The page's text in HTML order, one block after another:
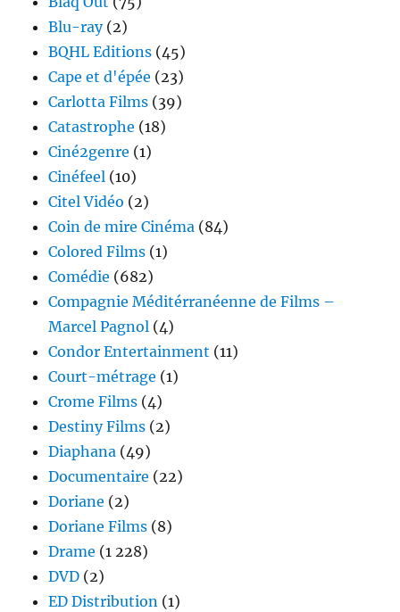
Blu-ray(2)
BQHL Editions (45)
Cape et d'épée (23)
Carlotta Films (39)
Catastrophe (18)
Ciné2genre (1)
Cinéfeel (10)
Citel Vidéo (2)
Coin de mire Cinéma (84)
Colored Films (1)
Comédie (682)
Compagnie Méditérranéenne de Films –
Marcel Pagnol (4)
Condor Entertainment (11)
Court-métrage (1)
Crome Films (4)
Destiny Films (2)
Diaphana (49)
Documentaire (22)
Doriane (2)
Doriane Films (8)
Drame (1 228)
DVD (2)
ED Distribution (1)